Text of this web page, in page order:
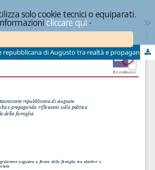
solo cookie tecnici o equiparati.
cliccare qui -
La restaurazione repubblicana di Augusto tra realtà e propaganda: riflessioni sulla politica a tutela della famiglia